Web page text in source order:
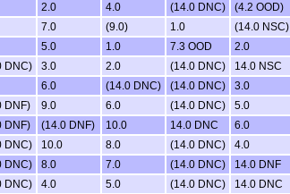
2.0 4.0 (14.0 DNC) (4.2 OOD)
7.0 (9.0) 1.0 (14.0 NSC)
5.0 1.0 7.3 OOD 2.0
DNC) 3.0 2.0 (14.0 DNC) 14.0 NSC
6.0 (14.0 DNC) (14.0 DNC) 3.0
DNF) 9.0 6.0 (14.0 DNC) 5.0
DNF) (14.0 DNF) 10.0 14.0 DNC 6.0
DNC) 10.0 8.0 (14.0 DNC) 4.0
DNC) 8.0 7.0 (14.0 DNC) 14.0 DNF
DNC) 4.0 5.0 (14.0 DNC) 14.0 DNC